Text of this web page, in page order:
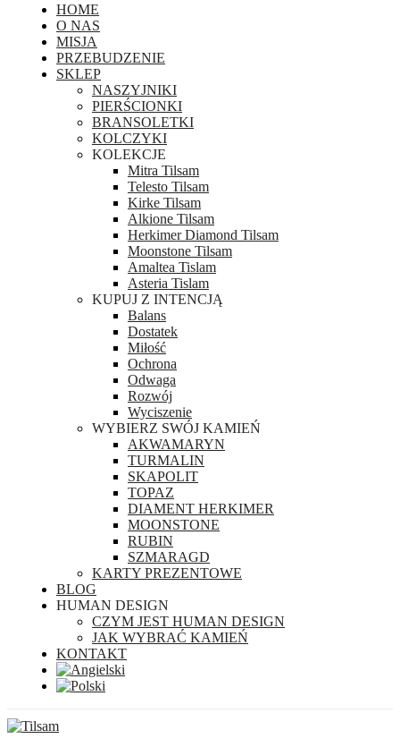
HOME
O NAS
MISJA
PRZEBUDZENIE
SKLEP
NASZYJNIKI
PIERŚCIONKI
BRANSOLETKI
KOLCZYKI
KOLEKCJE
Mitra Tilsam
Telesto Tilsam
Kirke Tilsam
Alkione Tilsam
Herkimer Diamond Tilsam
Moonstone Tilsam
Amaltea Tislam
Asteria Tislam
KUPUJ Z INTENCJĄ
Balans
Dostatek
Miłość
Ochrona
Odwaga
Rozwój
Wyciszenie
WYBIERZ SWÓJ KAMIEŃ
AKWAMARYN
TURMALIN
SKAPOLIT
TOPAZ
DIAMENT HERKIMER
MOONSTONE
RUBIN
SZMARAGD
KARTY PREZENTOWE
BLOG
HUMAN DESIGN
CZYM JEST HUMAN DESIGN
JAK WYBRAĆ KAMIEŃ
KONTAKT